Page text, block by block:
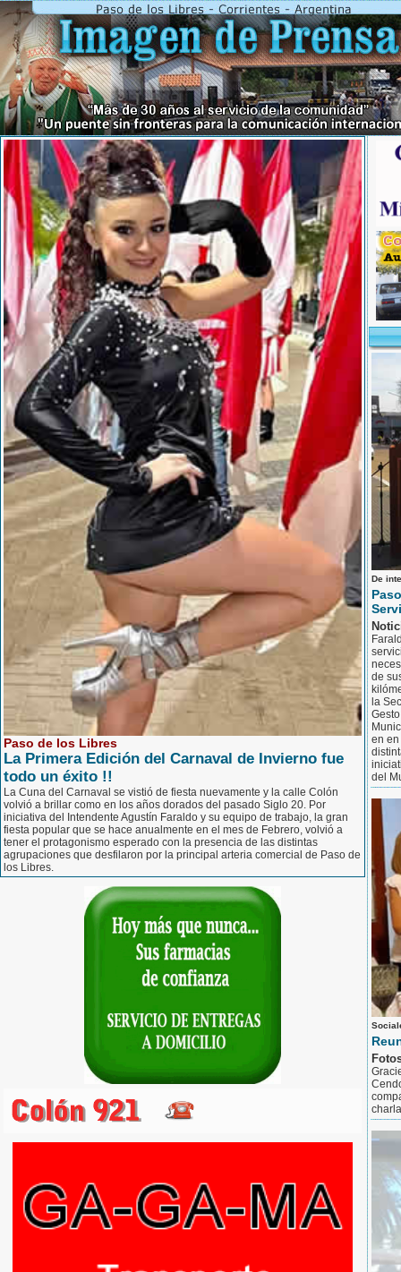
Paso de los Libres
La Primera Edición del Carnaval de Invierno fue
todo un éxito !!
La Cuna del Carnaval se vistió de fiesta nuevamente y la calle Colón
volvió a brillar como en los años dorados del pasado Siglo 20. Por
iniciativa del Intendente Agustín Faraldo y su equipo de trabajo, la gran
fiesta popular que se hace anualmente en el mes de Febrero, volvió a
tener el protagonismo esperado con la presencia de las distintas
agrupaciones que desfilaron por la principal arteria comercial de Paso de
los Libres.
De
de
la
en
del